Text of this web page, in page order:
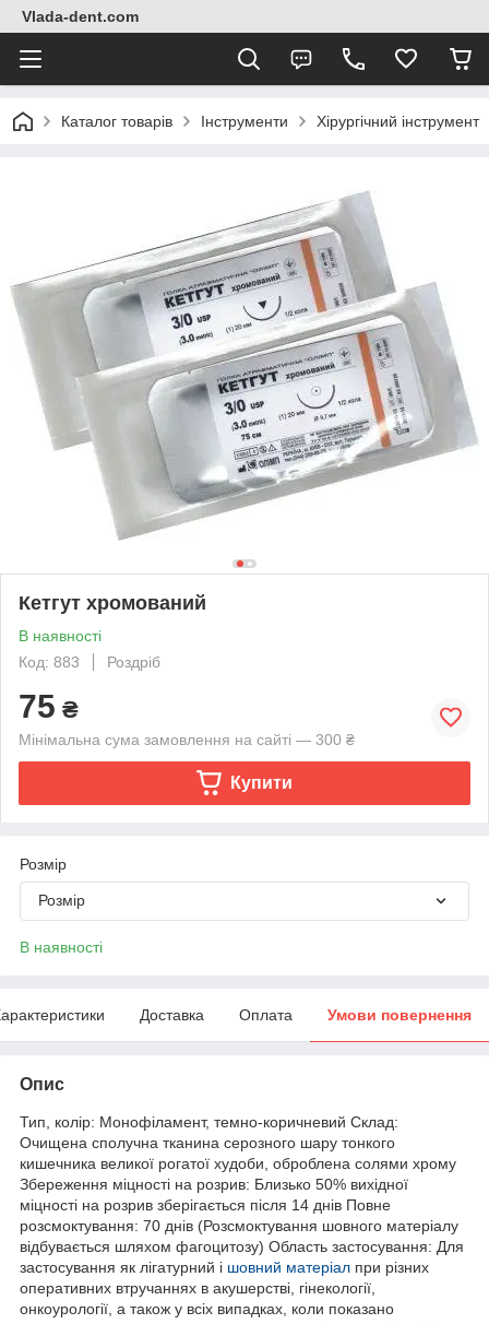
Vlada-dent.com
Каталог товарів Інструменти Хірургічний інструмент
Кетгут хромований
В наявності
Код: 883
Роздріб
75 ₴
Мінімальна сума замовлення на сайті — 300 ₴
Купити
Розмір
Розмір
В наявності
Доставка Оплата Умови повернення
Опис
Тип, колір: Монофіламент, темно-коричневий Склад:
Очищена сполучна тканина серозного шару тонкого
кишечника великої рогатої худоби, оброблена солями хрому
Збереження міцності на розрив: Близько 50% вихідної
міцності на розрив зберігається після 14 днів Повне
розсмоктування: 70 днів (Розсмоктування шовного матеріалу
відбувається шляхом фагоцитозу) Область застосування: Для
застосування як лігатурний і шовний матеріал при різних
оперативних втручаннях в акушерстві, гінекології,
онкоурології, а також у всіх випадках, коли показано